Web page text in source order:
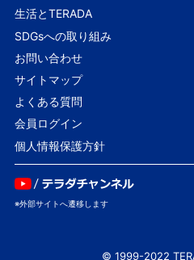
生活とTERADA
SDGsへの取り組み
お問い合わせ
サイトマップ
よくある質問
会員ログイン
個人情報保護方針
© 1999-2022